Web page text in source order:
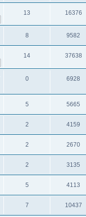
13 16376
8 9582
14 37638
0 6928
5 5665
2 4159
2 2670
2 3135
5 4113
7 10437